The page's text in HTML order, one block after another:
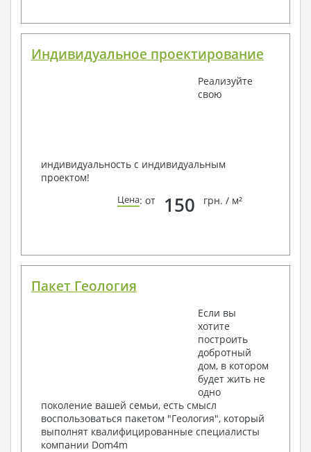
Индивидуальное проектирование
Реализуйте
свою
индивидуальность с индивидуальным
проектом!
Цена: от 150 грн. / м²
Пакет Геология
Если вы
хотите
построить
добротный
дом, в котором
будет жить не
одно
поколение вашей семьи, есть смысл
воспользоваться пакетом "Геология", который
выполнят квалифицированные специалисты
компании Dom4m